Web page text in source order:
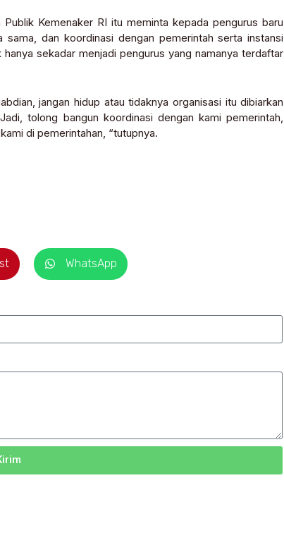
Kemenaker RI itu meminta kepada pengurus baru
dan koordinasi dengan pemerintah serta instansi
sekadar menjadi pengurus yang namanya terdaftar
jangan hidup atau tidaknya organisasi itu dibiarkan
tolong bangun koordinasi dengan kami pemerintah,
di pemerintahan, “tutupnya.
WhatsApp